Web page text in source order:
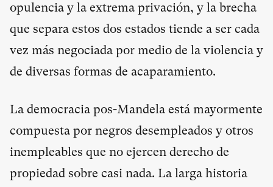
opulencia y la extrema privación, y la brecha
que separa estos dos estados tiende a ser cada
vez más negociada por medio de la violencia y
de diversas formas de acaparamiento.
La democracia pos-Mandela está mayormente
compuesta por negros desempleados y otros
inempleables que no ejercen derecho de
propiedad sobre casi nada. La larga historia